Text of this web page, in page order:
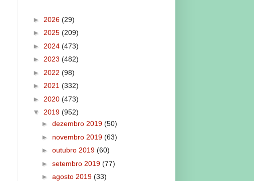
► 2026 (29)
► 2025 (209)
► 2024 (473)
► 2023 (482)
► 2022 (98)
► 2021 (332)
► 2020 (473)
▼ 2019 (952)
► dezembro 2019 (50)
► novembro 2019 (63)
► outubro 2019 (60)
► setembro 2019 (77)
► agosto 2019 (33)